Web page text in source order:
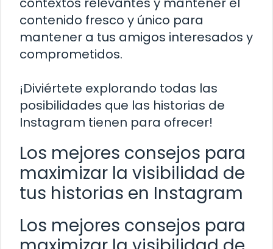
contenido fresco y único para
mantener a tus amigos interesados y
comprometidos.
¡Diviértete explorando todas las
posibilidades que las historias de
Instagram tienen para ofrecer!
Los mejores consejos para
maximizar la visibilidad de
tus historias en Instagram
Los mejores consejos para